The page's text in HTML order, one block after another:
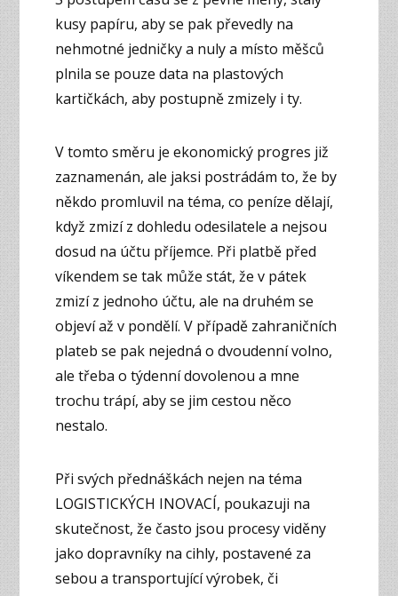
kusy papíru, aby se pak převedly na
nehmotné jedničky a nuly a místo měšců
plnila se pouze data na plastových
kartičkách, aby postupně zmizely i ty.
V tomto směru je ekonomický progres již
zaznamenán, ale jaksi postrádám to, že by
někdo promluvil na téma, co peníze dělají,
když zmizí z dohledu odesilatele a nejsou
dosud na účtu příjemce. Při platbě před
víkendem se tak může stát, že v pátek
zmizí z jednoho účtu, ale na druhém se
objeví až v pondělí. V případě zahraničních
plateb se pak nejedná o dvoudenní volno,
ale třeba o týdenní dovolenou a mne
trochu trápí, aby se jim cestou něco
nestalo.
Při svých přednáškách nejen na téma
LOGISTICKÝCH INOVACÍ, poukazuji na
skutečnost, že často jsou procesy viděny
jako dopravníky na cihly, postavené za
sebou a transportující výrobek, či